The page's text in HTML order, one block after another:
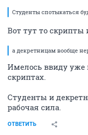
Студенты спотыкаться
Вот тут то скрипты
а декретницам вообще
Имелось ввиду уже
скриптах.
Студенты и
рабочая сила.
ОТВЕТИТЬ